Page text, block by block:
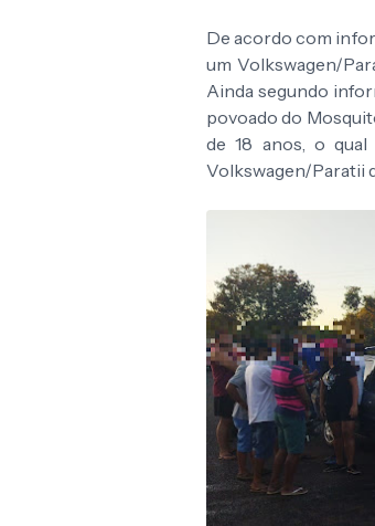
De acordo com
um Volkswagen/
Ainda segundo
povoado do
de 18 anos, o
Volkswagen/Paratii